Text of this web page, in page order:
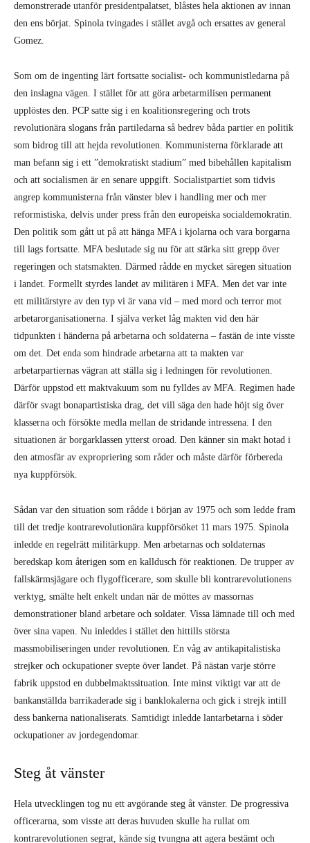
demonstrerade utanför presidentpalatset, blåstes hela aktionen av innan
den ens börjat. Spinola tvingades i stället avgå och ersattes av general
Gomez.
Som om de ingenting lärt fortsatte socialist- och kommunistledarna på
den inslagna vägen. I stället för att göra arbetarmilisen permanent
upplöstes den. PCP satte sig i en koalitionsregering och trots
revolutionära slogans från partiledarna så bedrev båda partier en politik
som bidrog till att hejda revolutionen. Kommunisterna förklarade att
man befann sig i ett ”demokratiskt stadium” med bibehållen kapitalism
och att socialismen är en senare uppgift. Socialistpartiet som tidvis
angrep kommunisterna från vänster blev i handling mer och mer
reformistiska, delvis under press från den europeiska socialdemokratin.
Den politik som gått ut på att hänga MFA i kjolarna och vara borgarna
till lags fortsatte. MFA beslutade sig nu för att stärka sitt grepp över
regeringen och statsmakten. Därmed rådde en mycket säregen situation
i landet. Formellt styrdes landet av militären i MFA. Men det var inte
ett militärstyre av den typ vi är vana vid – med mord och terror mot
arbetarorganisationerna. I själva verket låg makten vid den här
tidpunkten i händerna på arbetarna och soldaterna – fastän de inte visste
om det. Det enda som hindrade arbetarna att ta makten var
arbetarpartiernas vägran att ställa sig i ledningen för revolutionen.
Därför uppstod ett maktvakuum som nu fylldes av MFA. Regimen hade
därför svagt bonapartistiska drag, det vill säga den hade höjt sig över
klasserna och försökte medla mellan de stridande intressena. I den
situationen är borgarklassen ytterst oroad. Den känner sin makt hotad i
den atmosfär av expropriering som råder och måste därför förbereda
nya kuppförsök.
Sådan var den situation som rådde i början av 1975 och som ledde fram
till det tredje kontrarevolutionära kuppförsöket 11 mars 1975. Spinola
inledde en regelrätt militärkupp. Men arbetarnas och soldaternas
beredskap kom återigen som en kalldusch för reaktionen. De trupper av
fallskärmsjägare och flygofficerare, som skulle bli kontrarevolutionens
verktyg, smälte helt enkelt undan när de möttes av massornas
demonstrationer bland arbetare och soldater. Vissa lämnade till och med
över sina vapen. Nu inleddes i stället den hittills största
massmobiliseringen under revolutionen. En våg av antikapitalistiska
strejker och ockupationer svepte över landet. På nästan varje större
fabrik uppstod en dubbelmaktssituation. Inte minst viktigt var att de
bankanställda barrikaderade sig i banklokalerna och gick i strejk intill
dess bankerna nationaliserats. Samtidigt inledde lantarbetarna i söder
ockupationer av jordegendomar.
Steg åt vänster
Hela utvecklingen tog nu ett avgörande steg åt vänster. De progressiva
officerarna, som visste att deras huvuden skulle ha rullat om
kontrarevolutionen segrat, kände sig tvungna att agera bestämt och